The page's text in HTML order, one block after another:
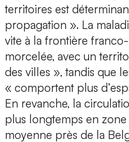
territoires est
propagation ». La
vite à la frontière
morcelée, avec un
des villes », tandis que
« comportent plus
En revanche, la
plus longtemps en
moyenne près de la